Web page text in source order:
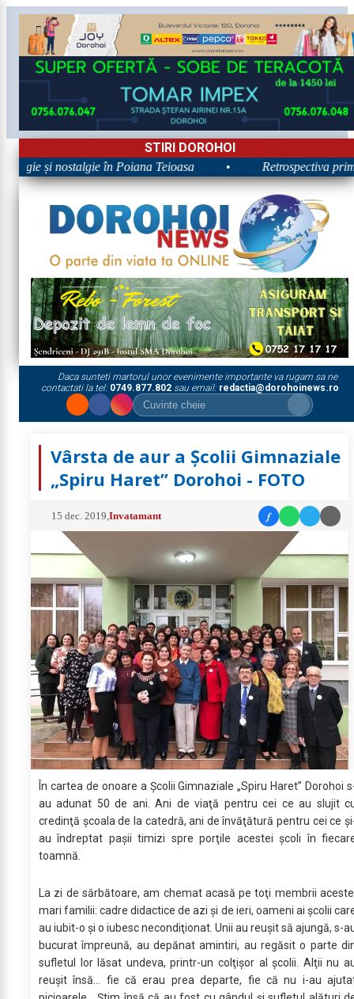
STIRI DOROHOI
și nostalgie în Poiana Teioasa Retrospectiva
Daca sunteti martorul unor evenimente importante va rugam sa ne
contactati la tel: 0749.877.802sau email: redactia@dorohoinews.ro
Vârsta de aur a Şcolii Gimnaziale
„Spiru Haret” Dorohoi - FOTO
15 dec. 2019 ,Invatamant f
În cartea de onoare a Şcolii Gimnaziale „Spiru Haret” Dorohoi
au adunat 50 de ani. Ani de viaţă pentru cei ce au slujit
credinţă școala de la catedră, ani de învăţătură pentru cei ce
au îndreptat paşii timizi spre porţile acestei școli în
toamnă.
La zi de sărbătoare, am chemat acasă pe toţi membrii
mari familii: cadre didactice de azi şi de ieri, oameni ai şcolii
au iubit-o şi o iubesc necondiţionat. Unii au reuşit să ajungă, s-
bucurat împreună, au depănat amintiri, au regăsit o parte
sufletul lor lăsat undeva, printr-un colţişor al şcolii. Alţii nu
reuşit însă… fie că erau prea departe, fie că nu i-au